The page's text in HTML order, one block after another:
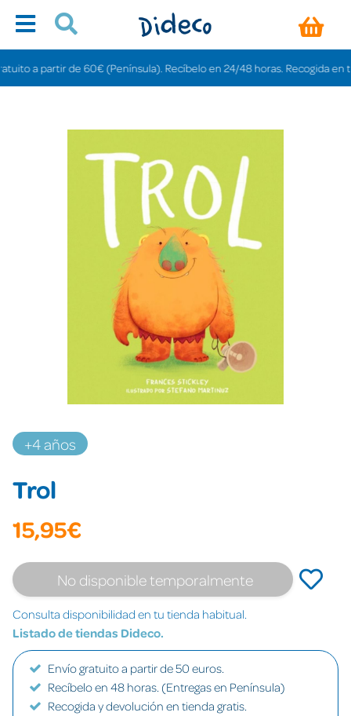
a partir de 60€ (Península). Recíbelo en 24/48 horas. Recogida en
+4 años
Trol
15,95€
No disponible temporalmente
Consulta disponibilidad en tu tienda habitual.
Listado de tiendas Dideco.
Envío gratuito a partir de 50 euros.
Recíbelo en 48 horas. (Entregas en Península)
Recogida y devolución en tienda gratis.